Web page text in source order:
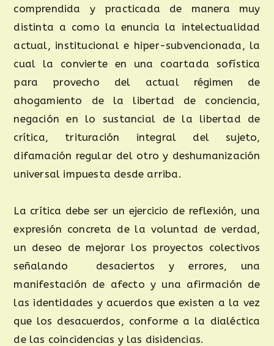
comprendida y practicada de manera muy
distinta a como la enuncia la intelectualidad
actual, institucional e hiper-subvencionada, la
cual la convierte en una coartada sofística
para provecho del actual régimen de
ahogamiento de la libertad de conciencia,
negación en lo sustancial de la libertad de
crítica, trituración integral del sujeto,
difamación regular del otro y deshumanización
universal impuesta desde arriba.
La crítica debe ser un ejercicio de reflexión, una
expresión concreta de la voluntad de verdad,
un deseo de mejorar los proyectos colectivos
señalando desaciertos y errores, una
manifestación de afecto y una afirmación de
las identidades y acuerdos que existen a la vez
que los desacuerdos, conforme a la dialéctica
de las coincidencias y las disidencias.